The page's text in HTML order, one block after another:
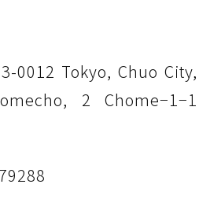
0012 Tokyo, Chuo City,
2 Chome−1−1